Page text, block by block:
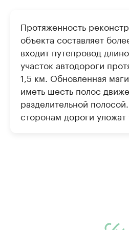
Протяженность
объекта составляет
входит путепровод
участок автодороги
1,5 км. Обновленная
иметь шесть полос
разделительной
сторонам дороги уложат